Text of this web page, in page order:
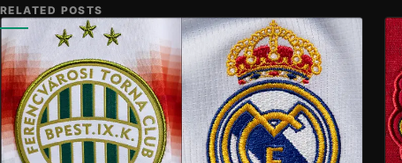
RELATED POSTS